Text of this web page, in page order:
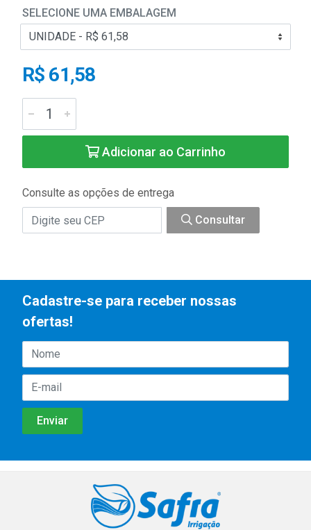
SELECIONE UMA EMBALAGEM
R$ 61,58
Adicionar ao Carrinho
Consulte as opções de entrega
Consultar
Cadastre-se para receber nossas
ofertas!